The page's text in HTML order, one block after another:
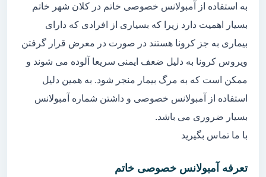
به استفاده از آمبولانس خصوصی خاتم در کلان شهر خاتم
بسیار اهمیت دارد زیرا که بسیاری از افرادی که دارای
بیماری به جز کرونا هستند در صورت در معرض قرار گرفتن
ویروس کرونا به دلیل ضعف ایمنی سریعا آلوده می شوند و
ممکن است که به مرگ بیمار منجر شود. به همین دلیل
استفاده از آمبولانس خصوصی و داشتن شماره آمبولانس
بسیار ضروری می باشد.
با ما تماس بگیرید
تعرفه آمبولانس خصوصی خاتم